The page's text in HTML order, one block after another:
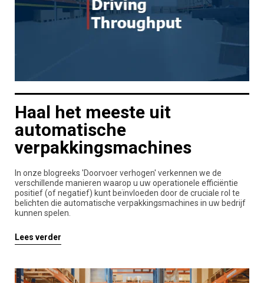
Haal het meeste uit
automatische
verpakkingsmachines
In onze blogreeks 'Doorvoer verhogen' verkennen we de
verschillende manieren waarop u uw operationele efficiëntie
positief (of negatief) kunt beïnvloeden door de cruciale rol te
belichten die automatische verpakkingsmachines in uw bedrijf
kunnen spelen.
Lees verder